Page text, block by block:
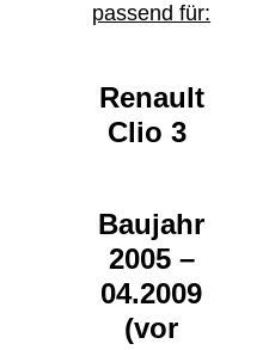
passend für:
Renault
Clio 3
Baujahr
2005 –
04.2009
(vor